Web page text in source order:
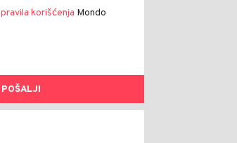
pravila korišćenja Mondo
POŠALJI